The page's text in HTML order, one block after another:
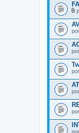
A
d
j
u
n
t
o
s
)
por
por
por
por
por
por